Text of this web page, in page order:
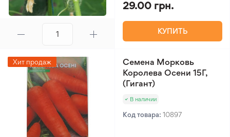
29.00 грн.
КУПИТЬ
Хит продаж
Семена Морковь
Королева Осени 15Г,
(Гигант)
В наличии
Код товара: 10897